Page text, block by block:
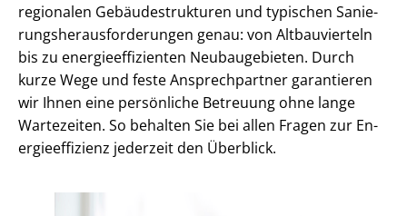
regionalen Ge­bäu­de­struk­tu­ren und typischen Sa­nie­
rungs­her­aus­for­de­run­gen genau: von Altbauvierteln
bis zu en­er­gie­ef­fi­zi­en­ten Neubaugebieten. Durch
kurze Wege und feste Ansprechpartner garantieren
wir Ihnen eine persönliche Betreuung ohne lange
Wartezeiten. So behalten Sie bei allen Fragen zur En­
er­gie­ef­fi­zi­enz jederzeit den Überblick.